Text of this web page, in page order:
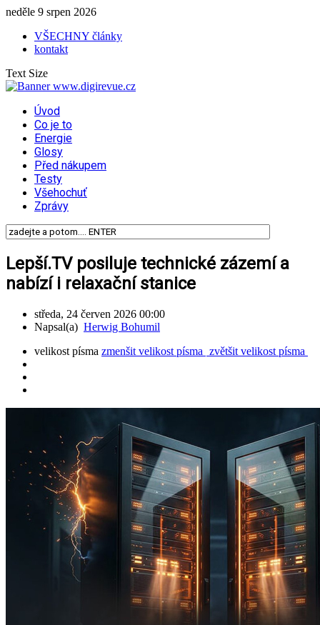
neděle 9 srpen 2026
VŠECHNY články
kontakt
Text Size
Úvod
Co je to
Energie
Glosy
Před nákupem
Testy
Všehochuť
Zprávy
Lepší.TV posiluje technické zázemí a
nabízí i relaxační stanice
středa, 24 červen 2026 00:00
Napsal(a) Herwig Bohumil
velikost písma zmenšit velikost písma zvětšit velikost písma